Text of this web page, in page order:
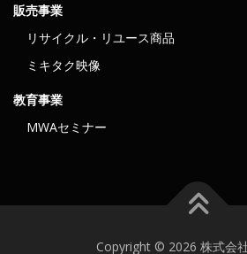
販売事業
リサイクル・リユース商品
ミキタク映像
教育事業
MWAセミナー
Copyright © 2026 株式会